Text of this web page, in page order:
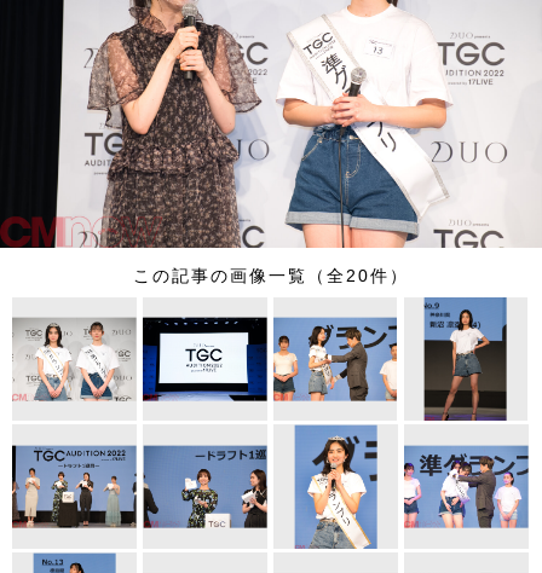
この記事の画像一覧（全20件）